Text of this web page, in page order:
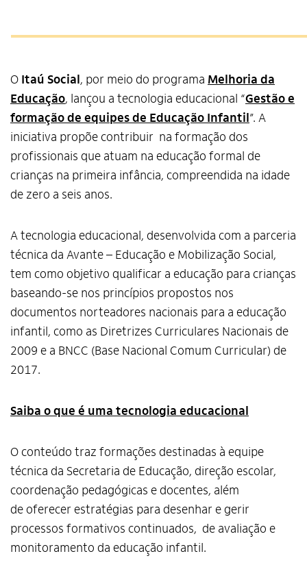
O Itaú Social, por meio do programa Melhoria da
Educação, lançou a tecnologia educacional “Gestão e
formação de equipes de Educação Infantil”. A
iniciativa propõe contribuir na formação dos
profissionais que atuam na educação formal de
crianças na primeira infância, compreendida na idade
de zero a seis anos.
A tecnologia educacional, desenvolvida com a parceria
técnica da Avante – Educação e Mobilização Social,
tem como objetivo qualificar a educação para crianças
baseando-se nos princípios propostos nos
documentos norteadores nacionais para a educação
infantil, como as Diretrizes Curriculares Nacionais de
2009 e a BNCC (Base Nacional Comum Curricular) de
2017.
Saiba o que é uma tecnologia educacional
O conteúdo traz formações destinadas à equipe
técnica da Secretaria de Educação, direção escolar,
coordenação pedagógicas e docentes, além
de oferecer estratégias para desenhar e gerir
processos formativos continuados, de avaliação e
monitoramento da educação infantil.